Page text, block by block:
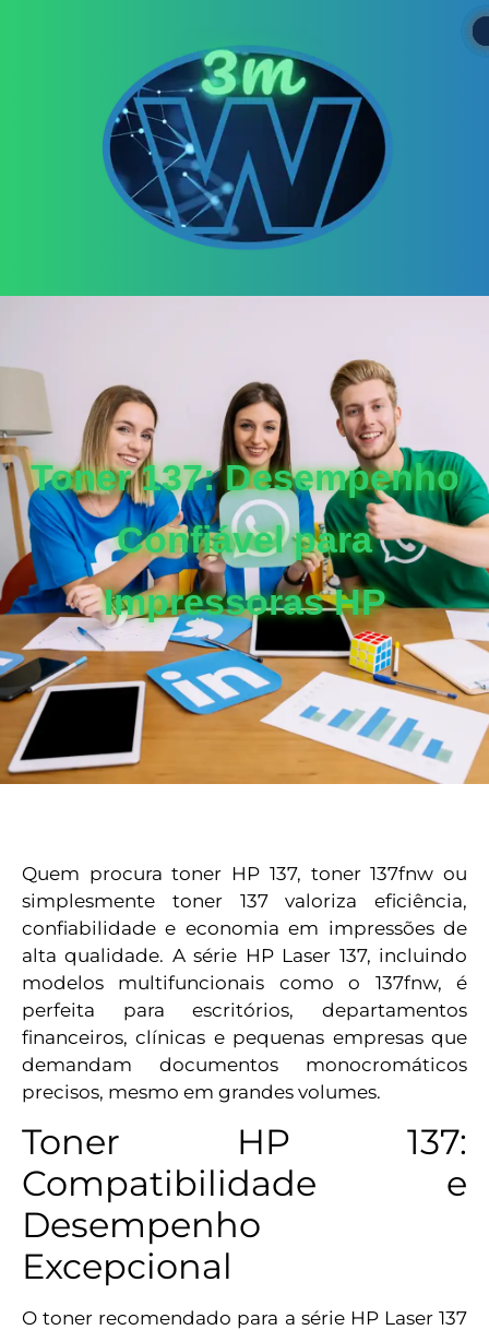
Toner 137: Desempenho
Confiável para
Impressoras HP
Quem procura toner HP 137, toner 137fnw ou
simplesmente toner 137 valoriza eficiência,
confiabilidade e economia em impressões de
alta qualidade. A série HP Laser 137, incluindo
modelos multifuncionais como o 137fnw, é
perfeita para escritórios, departamentos
financeiros, clínicas e pequenas empresas que
demandam documentos monocromáticos
precisos, mesmo em grandes volumes.
Toner HP 137:
Compatibilidade e
Desempenho
Excepcional
O toner recomendado para a série HP Laser 137